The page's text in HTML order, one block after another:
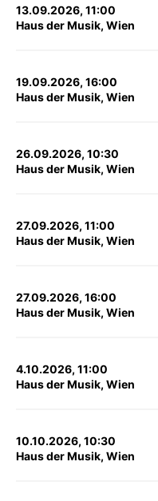
13.09.2026, 11:00
Haus der Musik, Wien
19.09.2026, 16:00
Haus der Musik, Wien
26.09.2026, 10:30
Haus der Musik, Wien
27.09.2026, 11:00
Haus der Musik, Wien
27.09.2026, 16:00
Haus der Musik, Wien
4.10.2026, 11:00
Haus der Musik, Wien
10.10.2026, 10:30
Haus der Musik, Wien